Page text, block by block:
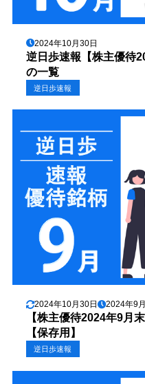
2024年10月30日
逆日歩速報【株主優待
の一覧
逆日歩速報
2024年10月30日 2024年9
【株主優待2024年9月
【保存用】
逆日歩速報